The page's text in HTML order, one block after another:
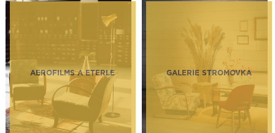
AEROFILMS A ETERLE GALERIE STROMOVKA